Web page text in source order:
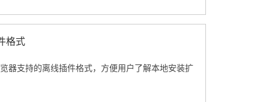
格式
器支持的离线插件格式，方便用户了解本地安装扩